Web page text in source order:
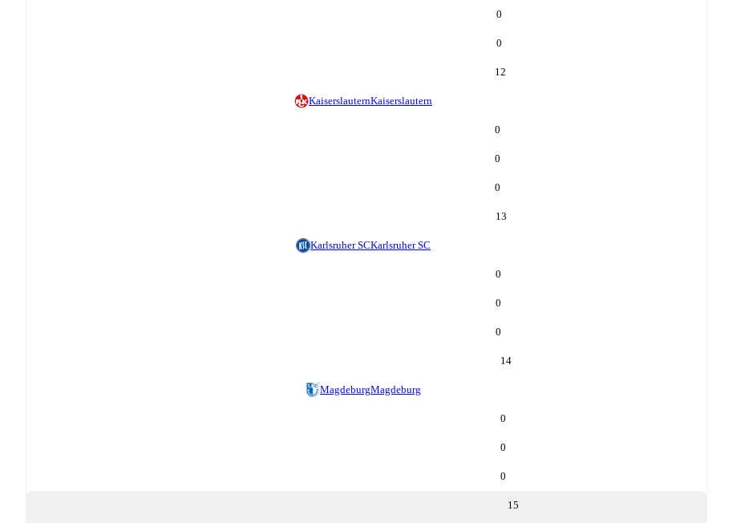
0
0
12
KaiserslauternKaiserslautern
0
0
0
13
Karlsruher SCKarlsruher SC
0
0
0
14
MagdeburgMagdeburg
0
0
0
15